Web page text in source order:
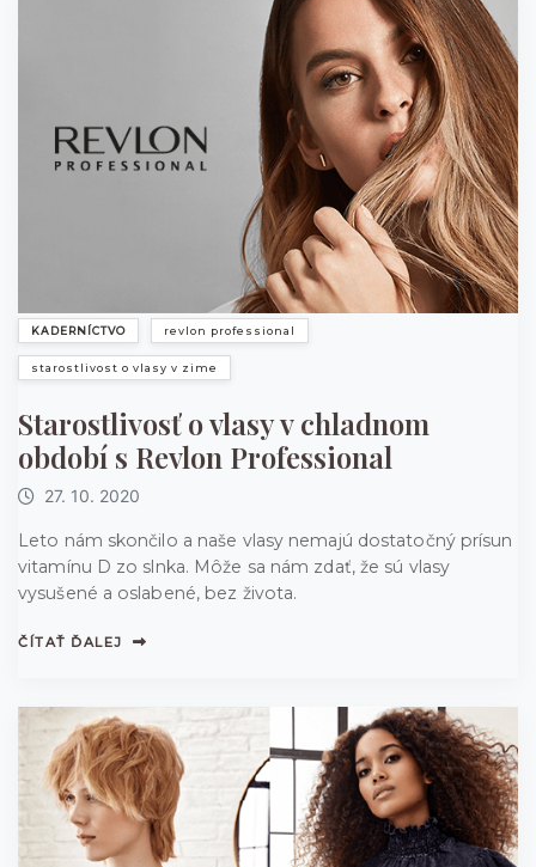
KADERNÍCTVO revlon professional
starostlivost o vlasy v zime
Starostlivosť o vlasy v chladnom
období s Revlon Professional
27. 10. 2020
Leto nám skončilo a naše vlasy nemajú dostatočný prísun
vitamínu D zo slnka. Môže sa nám zdať, že sú vlasy
vysušené a oslabené, bez života.
ČÍTAŤ ĎALEJ